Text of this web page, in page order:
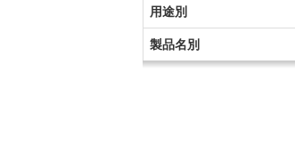
用途別
製品名別